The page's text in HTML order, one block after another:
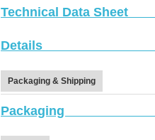
Technical Data Sheet
Packaging & Shipping